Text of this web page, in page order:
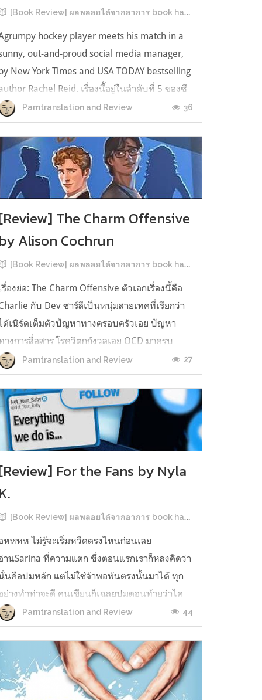
[Book Review] ผลพลอยได้จากอาการ book hangover หลังอ่านสารพัน MM Romance
hockey player meets his match in a
out-and-proud social media manager,
New York Times and USA TODAY bestselling
Rachel Reid. เรื่องนี้อยู่ในลำดับที่ 5 ของซี
ส์ Game Changer แต่เป็นเรื่องที่ 3 ที่เราหยิบมา
าน เพราะเห็นว่าเป็นเรื่องในไทม์ไลน์เดียวกันกับ
Game ประกอบกั...
Parntranslation and Review 36
The Charm Offensive
Alison Cochrun
[Book Review] ผลพลอยได้จากอาการ book hangover หลังอ่านสารพัน MM Romance
รื่องย่อ: The Charm Offensive ตัวเอกเรื่องนี้คือ
กับ Dev ชาร์ลีเป็นหนุ่มสายเทคที่เรียกว่า
ด้เนิร์ดเต็มตัวปัญหาทางครอบครัวเอย ปัญหา
างการสื่อสาร โรควิตกกังวลเอย OCD มาครบ
รียกได้ว่าครบองค์ประกอบความโอตะ เขาทั้งไม่
ชื่อในรักแท้ ไม่เคยมีความสัมพันธ์ในเชิงโรแมนติก
บใคร หรืออาจเรียกว่าไม่เคยรู...
Parntranslation and Review 27
For the Fans by Nyla
[Book Review] ผลพลอยได้จากอาการ book hangover หลังอ่านสารพัน MM Romance
หหหห ไม่รู้จะเริ่มหวีดตรงไหนก่อนเลย
านSarina ที่ความแตก ซึ่งตอนแรกเราก็หลงคิดว่า
นคือปมหลัก แต่ไม่ใช่จ้าพอพ้นตรงนั้นมาได้ ทุก
ย่างทำท่าจะดี คนเขียนก็เฉลยปมตอนท้ายว่าไค
นเคยเจออะไรมาในอดีตเท่านั้นแหละ คดีพลิกใน
นใด!!! ตรงนี้เป็นNarrative Escalation ที่ชอบ
าก ทำให้รู้สึกเหมือนคนเขียนวางแผนไว้ตั...
Parntranslation and Review 44